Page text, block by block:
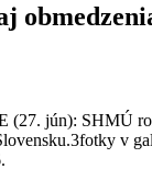
jún): SHMÚ
v